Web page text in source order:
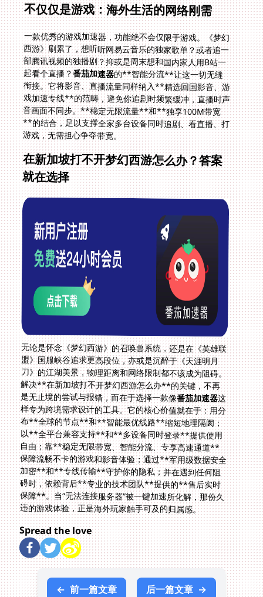
不仅仅是游戏：海外生活的网络刚需
一款优秀的游戏加速器，功能绝不会仅限于游戏。《梦幻
西游》刷累了，想听听网易云音乐的独家歌单？或者追一
部腾讯视频的独播剧？抑或是周末想和国内家人用B站一
起看个直播？番茄加速器的**智能分流**让这一切无缝
衔接。它将影音、直播流量同样纳入**精选回国影音、游
戏加速专线**的范畴，避免你追剧时频繁缓冲，直播时声
音画面不同步。**稳定无限流量**和**独享100M带宽
**的结合，足以支撑全家多台设备同时追剧、看直播、打
游戏，无需担心争夺带宽。
在新加坡打不开梦幻西游怎么办？答案
就在选择
无论是怀念《梦幻西游》的召唤兽系统，还是在《英雄联
盟》国服峡谷追求更高段位，亦或是沉醉于《天涯明月
刀》的江湖美景，物理距离和网络限制都不该成为阻碍。
解决**在新加坡打不开梦幻西游怎么办**的关键，不再
是无止境的尝试与报错，而在于选择一款像番茄加速器这
样专为跨境需求设计的工具。它的核心价值就在于：用分
布**全球的节点**和**智能最优线路**缩短地理隔阂；
以**全平台兼容支持**和**多设备同时登录**提供使用
自由；靠**稳定无限带宽、智能分流、专享高速通道**
保障流畅不卡的游戏和影音体验；通过**军用级数据安全
加密**和**专线传输**守护你的隐私；并在遇到任何阻
碍时，依赖背后**专业的技术团队**提供的**售后实时
保障**。当“无法连接服务器”被一键加速所化解，那份久
违的游戏体验，正是海外玩家触手可及的归属感。
Spread the love
← 前一篇文章 后一篇文章 →